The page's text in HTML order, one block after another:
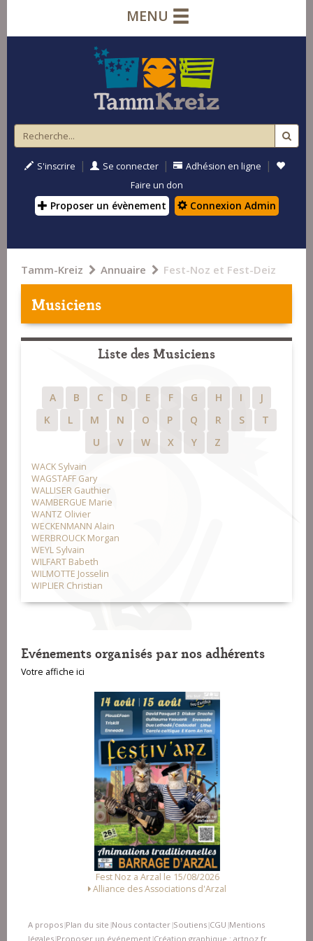
MENU
S'inscrire | Se connecter | Adhésion en ligne |
Faire un don
Proposer un évènement Connexion Admin
Tamm-Kreiz Annuaire Fest-Noz et Fest-Deiz
Musiciens
Liste des Musiciens
A B C D E F G H I
J
K
L M N O P Q R S
T
U
V W X Y Z
WACK Sylvain
WAGSTAFF Gary
WALLISER Gauthier
WAMBERGUE Marie
WANTZ Olivier
WECKENMANN Alain
WERBROUCK Morgan
WEYL Sylvain
WILFART Babeth
WILMOTTE Josselin
WIPLIER Christian
Evénements organisés par nos adhérents
Votre affiche ici
Fest Noz a Arzal le 15/08/2026
Alliance des Associations d'Arzal
A propos Plan du site Nous contacter Soutiens CGU Mentions
légales Proposer un événement Création graphique : artnoz.fr